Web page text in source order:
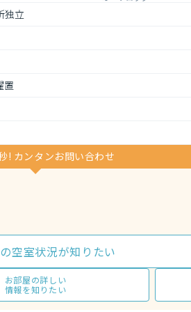
独立
置
! カンタンお問い合わせ
空室状況が知りたい
お部屋の詳しい
情報を知りたい